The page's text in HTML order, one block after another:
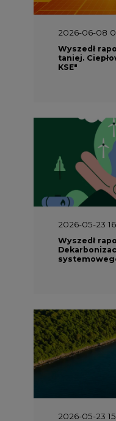
2026-06-08
Wyszedł
taniej.
KSE"
2026-05-23
Wyszedł
2026-05-23